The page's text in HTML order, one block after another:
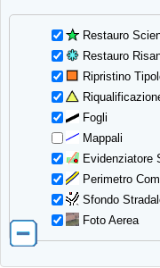
Restauro
Restauro
Ripristino
Fogli
Mappali
Evidenziatore
Perimetro
Sfondo
Foto Aerea